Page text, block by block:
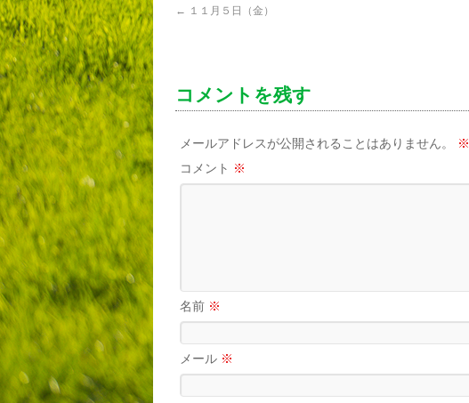
← １１月５日（金）
コメントを残す
メールアドレスが公開されることはありません。 ※
コメント ※
名前 ※
メール ※